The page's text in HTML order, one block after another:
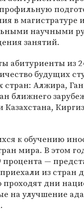
в магистратуре
научными
занятий.
абитуриенты из
будущих
стран: Алжира,
ближнего
к обучению
мира. В этом
процента —
из стран
дни
на улучшение